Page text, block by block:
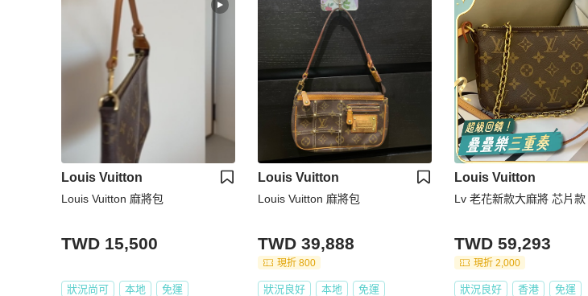
Louis Vuitton
Louis Vuitton 麻將包
TWD 15,500
狀況尚可 本地 免運
Louis Vuitton
Louis Vuitton 麻將包
TWD 39,888
現折 800
狀況良好 本地 免運
Louis Vuitton
Lv 老花新款大麻將 芯片款
TWD 59,293
現折 2,000
狀況良好 香港 免運